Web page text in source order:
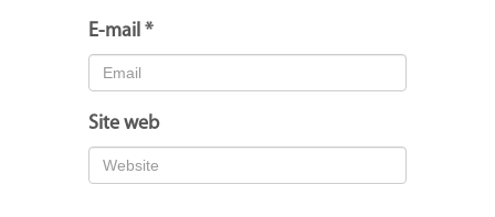
E-mail *
Site web